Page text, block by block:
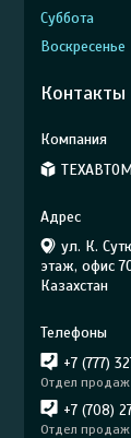
Суббота
Воскресенье
Контакты
ул. К.
этаж, офис
Казахстан
+7 (777)
Отдел продаж
+7 (708)
Отдел продаж